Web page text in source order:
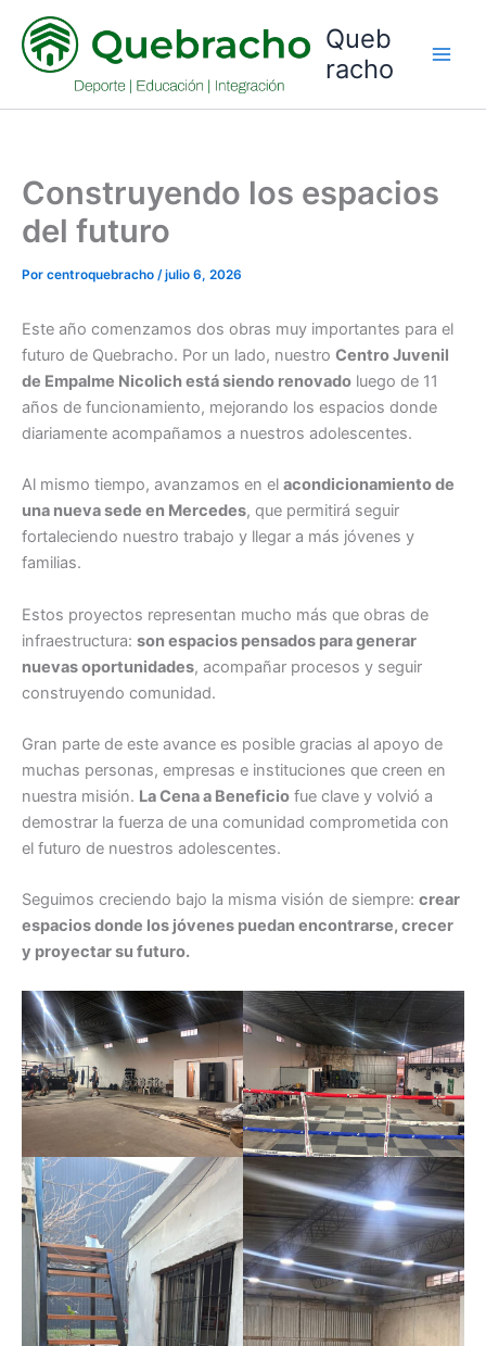
contenido
Queb
racho
Construyendo los espacios
del futuro
Por centroquebracho /julio 6, 2026
Este año comenzamos dos obras muy importantes para el
futuro de Quebracho. Por un lado, nuestro Centro Juvenil
de Empalme Nicolich está siendo renovado luego de 11
años de funcionamiento, mejorando los espacios donde
diariamente acompañamos a nuestros adolescentes.
Al mismo tiempo, avanzamos en el acondicionamiento de
una nueva sede en Mercedes, que permitirá seguir
fortaleciendo nuestro trabajo y llegar a más jóvenes y
familias.
Estos proyectos representan mucho más que obras de
infraestructura: son espacios pensados para generar
nuevas oportunidades, acompañar procesos y seguir
construyendo comunidad.
Gran parte de este avance es posible gracias al apoyo de
muchas personas, empresas e instituciones que creen en
nuestra misión. La Cena a Beneficio fue clave y volvió a
demostrar la fuerza de una comunidad comprometida con
el futuro de nuestros adolescentes.
Seguimos creciendo bajo la misma visión de siempre: crear
espacios donde los jóvenes puedan encontrarse, crecer
y proyectar su futuro.